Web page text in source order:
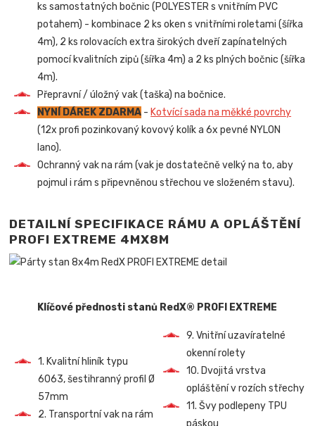
ks samostatných bočnic (POLYESTER s vnitřním PVC
potahem) - kombinace 2 ks oken s vnitřními roletami (šířka
4m), 2 ks rolovacích extra širokých dveří zapínatelných
pomocí kvalitních zipů (šířka 4m) a 2 ks plných bočnic (šířka
4m).
Přepravní / úložný vak (taška) na bočnice.
NYNÍ DÁREK ZDARMA - Kotvící sada na měkké povrchy
(12x profi pozinkovaný kovový kolík a 6x pevné NYLON
lano).
Ochranný vak na rám (vak je dostatečně velký na to, aby
pojmul i rám s připevněnou střechou ve složeném stavu).
DETAILNÍ SPECIFIKACE RÁMU A OPLÁŠTĚNÍ
PROFI EXTREME 4MX8M
Klíčové přednosti stanů RedX® PROFI EXTREME
1. Kvalitní hliník typu
6063, šestihranný profil Ø
57mm
2. Transportní vak na rám
9. Vnitřní uzavíratelné
okenní rolety
10. Dvojitá vrstva
opláštění v rozích střechy
11. Švy podlepeny TPU
páskou